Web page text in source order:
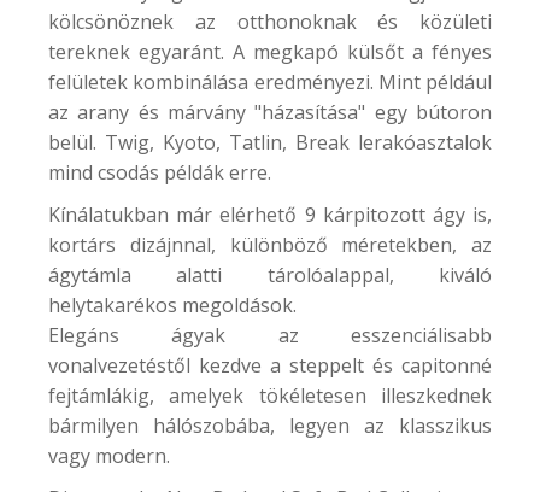
kölcsönöznek az otthonoknak és közületi
tereknek egyaránt. A megkapó külsőt a fényes
felületek kombinálása eredményezi. Mint például
az arany és márvány "házasítása" egy bútoron
belül. Twig, Kyoto, Tatlin, Break lerakóasztalok
mind csodás példák erre.
Kínálatukban már elérhető 9 kárpitozott ágy is,
kortárs dizájnnal, különböző méretekben, az
ágytámla alatti tárolóalappal, kiváló
helytakarékos megoldások.
Elegáns ágyak az esszenciálisabb
vonalvezetéstől kezdve a steppelt és capitonné
fejtámlákig, amelyek tökéletesen illeszkednek
bármilyen hálószobába, legyen az klasszikus
vagy modern.